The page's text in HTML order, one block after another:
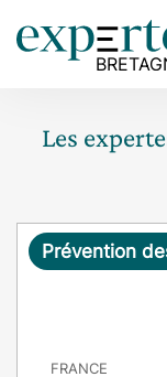
Les
R Prévention